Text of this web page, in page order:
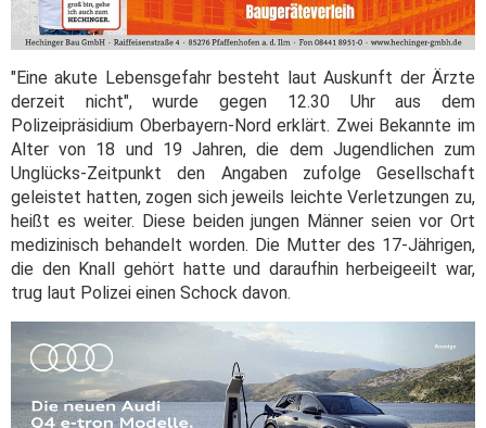
"Eine akute Lebensgefahr besteht laut Auskunft der Ärzte
derzeit nicht", wurde gegen 12.30 Uhr aus dem
Polizeipräsidium Oberbayern-Nord erklärt. Zwei Bekannte im
Alter von 18 und 19 Jahren, die dem Jugendlichen zum
Unglücks-Zeitpunkt den Angaben zufolge Gesellschaft
geleistet hatten, zogen sich jeweils leichte Verletzungen zu,
heißt es weiter. Diese beiden jungen Männer seien vor Ort
medizinisch behandelt worden. Die Mutter des 17-Jährigen,
die den Knall gehört hatte und daraufhin herbeigeeilt war,
trug laut Polizei einen Schock davon.